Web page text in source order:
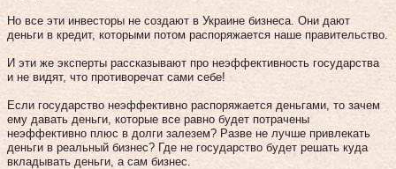
Но все эти инвесторы не создают в Украине бизнеса. Они дают
деньги в кредит, которыми потом распоряжается наше правительство.
И эти же эксперты рассказывают про неэффективность государства
и не видят, что противоречат сами себе!
Если государство неэффективно распоряжается деньгами, то зачем
ему давать деньги, которые все равно будет потрачены
неэффективно плюс в долги залезем? Разве не лучше привлекать
деньги в реальный бизнес? Где не государство будет решать куда
вкладывать деньги, а сам бизнес.